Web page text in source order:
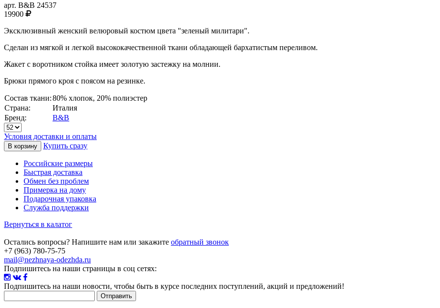
арт. B&B 24537
19900
Эксклюзивный женский велюровый костюм цвета "зеленый милитари".
Сделан из мягкой и легкой высококачественной ткани обладающей бархатистым переливом.
Жакет с воротником стойка имеет золотую застежку на молнии.
Брюки прямого кроя с поясом на резинке.
Состав ткани:80% хлопок, 20% полиэстер
Страна:
Италия
Бренд:
B&B
Условия доставки и оплаты
Купить сразу
Российские размеры
Быстрая доставка
Обмен без проблем
Примерка на дому
Подарочная упаковка
Служба поддержки
Вернуться в калатог
Остались вопросы? Напишите нам или закажите обратный звонок
+7 (963) 780-75-75
mail@nezhnaya-odezhda.ru
Подпишитесь на наши страницы в соц сетях:
Подпишитесь на наши новости, чтобы быть в курсе последних поступлений, акций и предложений!